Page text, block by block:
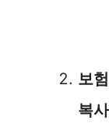
보
복